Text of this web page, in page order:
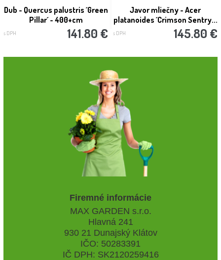
Dub - Quercus palustris ´Green
Pillar´ - 400+cm
s DPH 141.80 €
Javor mliečny - Acer
platanoides ´Crimson Sentry...
s DPH 145.80 €
Firemné informácie
MAX GARDEN s.r.o.
Hlavná 241
930 21 Dunajský Klátov
IČO: 50283391
IČ DPH: SK2120259416